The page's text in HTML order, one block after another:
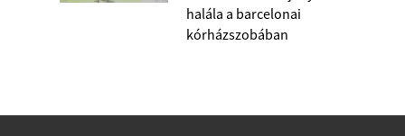
halála a barcelonai
kórházszobában